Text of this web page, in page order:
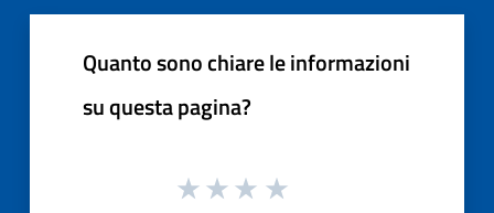
Quanto sono chiare le informazioni
su questa pagina?